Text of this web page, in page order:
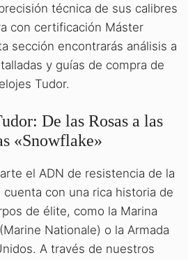
técnica de sus calibres
con certificación Máster
sección encontrarás análisis a
y guías de compra de
Tudor.
De las Rosas a las
«Snowflake»
el ADN de resistencia de la
con una rica historia de
de élite, como la Marina
Nationale) o la Armada
A través de nuestros